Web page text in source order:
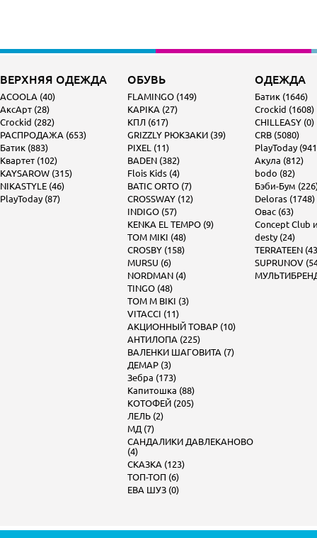
ВЕРХНЯЯ ОДЕЖДА
ACOOLA (40)
АксАрт (28)
Crockid (282)
РАСПРОДАЖА (653)
Батик (883)
Квартет (102)
KAYSAROW (315)
NIKASTYLE (46)
PlayToday (87)
ОБУВЬ
FLAMINGO (149)
KAPIKA (27)
КПЛ (617)
GRIZZLY РЮКЗАКИ (39)
PIXEL (11)
BADEN (382)
Flois Kids (4)
BATIC ORTO (7)
CROSSWAY (12)
INDIGO (57)
KENKA EL TEMPO (9)
TOM MIKI (48)
CROSBY (158)
MURSU (6)
NORDMAN (4)
TINGO (48)
TOM M BIKI (3)
VITACCI (11)
АКЦИОННЫЙ ТОВАР (10)
АНТИЛОПА (225)
ВАЛЕНКИ ШАГОВИТА (7)
ДЕМАР (3)
Зебра (173)
Капитошка (88)
КОТОФЕЙ (205)
ЛЕЛЬ (2)
МД (7)
САНДАЛИКИ ДАВЛЕКАНОВО
(4)
СКАЗКА (123)
ТОП-ТОП (6)
ЕВА ШУЗ (0)
ОДЕЖДА
Батик (1646)
Crockid (1608)
CHILLEASY (0)
CRB (5080)
PlayToday
Акула (812)
bodo (82)
Бэби-Бум
Deloras (1748)
Овас (63)
Concept Club
desty (24)
TERRATEEN
SUPRUNOV